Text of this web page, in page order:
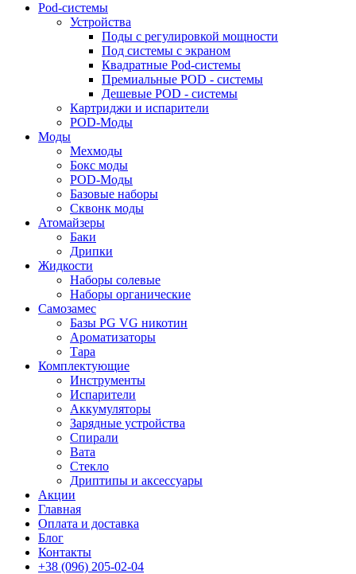
Pod-системы
Устройства
Поды с регулировкой мощности
Под системы с экраном
Квадратные Pod-системы
Премиальные POD - системы
Дешевые POD - системы
Картриджи и испарители
POD-Моды
Моды
Мехмоды
Бокс моды
POD-Моды
Базовые наборы
Сквонк моды
Атомайзеры
Баки
Дрипки
Жидкости
Наборы солевые
Наборы органические
Самозамес
Базы PG VG никотин
Ароматизаторы
Тара
Комплектующие
Инструменты
Испарители
Аккумуляторы
Зарядные устройства
Спирали
Вата
Стекло
Дриптипы и аксессуары
Акции
Главная
Оплата и доставка
Блог
Контакты
+38 (096) 205-02-04